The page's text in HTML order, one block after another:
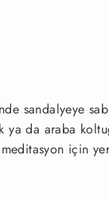
sandalyeye
da araba
için